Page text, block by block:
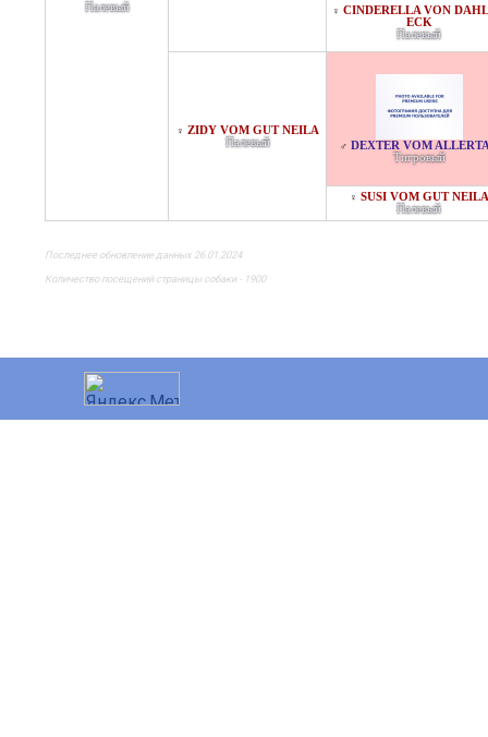
Палевый
♀ CINDERELLA VON
ECK
Палевый
♀ ZIDY VOM GUT NEILA
Палевый
♂ DEXTER VOM
Тигровый
♀ SUSI VOM GUT NEILA
Палевый
Последнее обновление данных 26.01.2024
Количество посещений страницы собаки - 1900